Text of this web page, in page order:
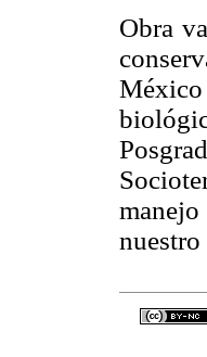
Obra
nuestro